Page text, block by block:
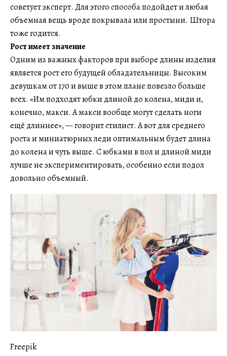
советует эксперт. Для этого способа подойдет и любая
объемная вещь вроде покрывала или простыни. Штора
тоже годится.
Рост имеет значение
Одним из важных факторов при выборе длины изделия
является рост его будущей обладательницы. Высоким
девушкам от 170 и выше в этом плане повезло больше
всех. «Им подходят юбки длиной до колена, миди и,
конечно, макси. А макси вообще могут сделать ноги
ещё длиннее», — говорит стилист. А вот для среднего
роста и миниатюрных леди оптимальным будет длина
до колена и чуть выше. С юбками в пол и длиной миди
лучше не экспериментировать, особенно если подол
довольно объемный.
Freepik